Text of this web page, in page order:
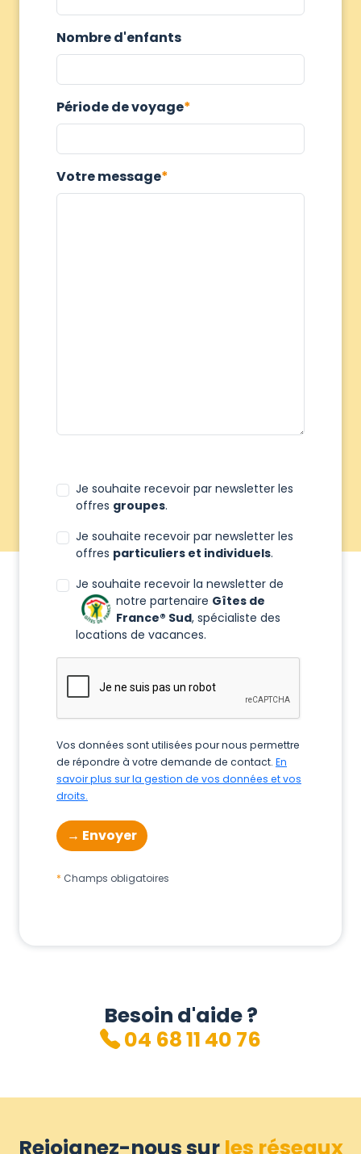
Nombre d'enfants
Période de voyage
Votre message
Je souhaite recevoir par newsletter les
offres groupes.
Je souhaite recevoir par newsletter les
offres particuliers et individuels.
Je souhaite recevoir la newsletter de
notre partenaire Gîtes de
France® Sud, spécialiste des
locations de vacances.
Vos données sont utilisées pour nous permettre
de répondre à votre demande de contact. En
savoir plus sur la gestion de vos données et vos
droits.
Champs obligatoires
Besoin d'aide ?
04 68 11 40 76
Rejoignez-nous sur les réseaux